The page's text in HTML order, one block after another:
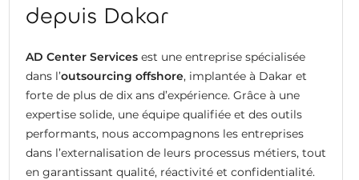
depuis Dakar
AD Center Servicesest une entreprise spécialisée
dans l’outsourcing offshore, implantée à Dakar et
forte de plus de dix ans d’expérience. Grâce à une
expertise solide, une équipe qualifiée et des outils
performants, nous accompagnons les entreprises
dans l’externalisation de leurs processus métiers, tout
en garantissant qualité, réactivité et confidentialité.